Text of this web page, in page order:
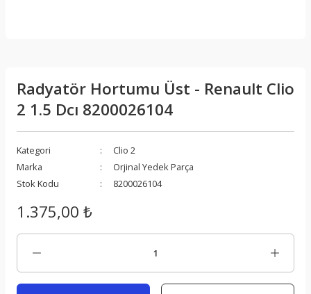
Radyatör Hortumu Üst - Renault Clio
2 1.5 Dcı 8200026104
Kategori
Clio 2
Marka
Orjinal Yedek Parça
Stok Kodu
8200026104
1.375,00 ₺